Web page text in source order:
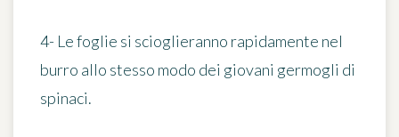
4- Le foglie si scioglieranno rapidamente nel
burro allo stesso modo dei giovani germogli di
spinaci.